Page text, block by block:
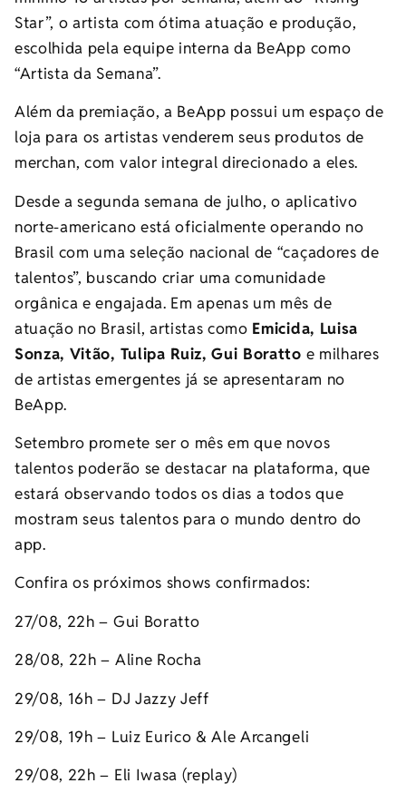
Star”, o artista com ótima atuação e produção,
escolhida pela equipe interna da BeApp como
“Artista da Semana”.
Além da premiação, a BeApp possui um espaço de
loja para os artistas venderem seus produtos de
merchan, com valor integral direcionado a eles.
Desde a segunda semana de julho, o aplicativo
norte-americano está oficialmente operando no
Brasil com uma seleção nacional de “caçadores de
talentos”, buscando criar uma comunidade
orgânica e engajada. Em apenas um mês de
atuação no Brasil, artistas como Emicida, Luisa
Sonza, Vitão, Tulipa Ruiz, Gui Boratto e milhares
de artistas emergentes já se apresentaram no
BeApp.
Setembro promete ser o mês em que novos
talentos poderão se destacar na plataforma, que
estará observando todos os dias a todos que
mostram seus talentos para o mundo dentro do
app.
Confira os próximos shows confirmados:
27/08, 22h – Gui Boratto
28/08, 22h – Aline Rocha
29/08, 16h – DJ Jazzy Jeff
29/08, 19h – Luiz Eurico & Ale Arcangeli
29/08, 22h – Eli Iwasa (replay)